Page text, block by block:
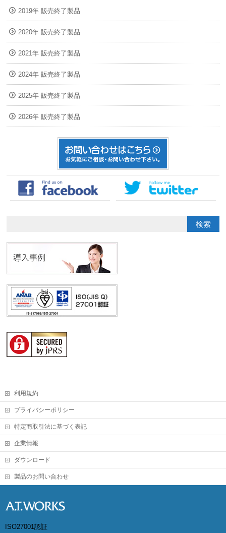
2019年 販売終了製品
2020年 販売終了製品
2021年 販売終了製品
2024年 販売終了製品
2025年 販売終了製品
2026年 販売終了製品
利用規約
プライバシーポリシー
特定商取引法に基づく表記
企業情報
ダウンロード
製品のお問い合わせ
ISO27001認証